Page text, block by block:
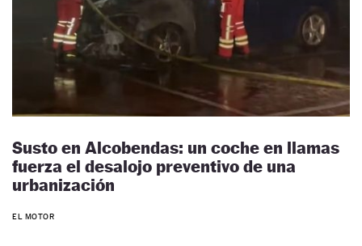
Susto en Alcobendas: un coche en llamas
fuerza el desalojo preventivo de una
urbanización
EL MOTOR